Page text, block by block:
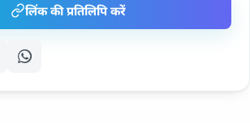
लिंक की प्रतिलिपि करें